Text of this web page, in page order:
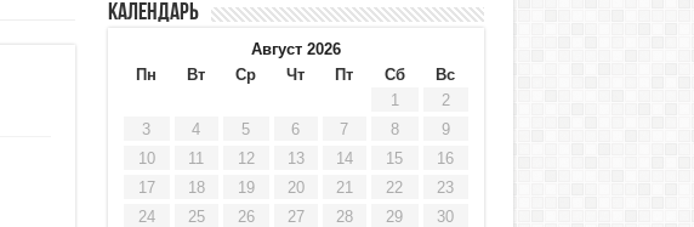
Календарь
Август 2026
Пн
Вт Ср Чт Пт Сб
Вс
1
2
3
4 5 6 7 8
9
10
11 12 13 14 15
16
17
18 19 20 21 22
23
24
25 26 27 28 29
30